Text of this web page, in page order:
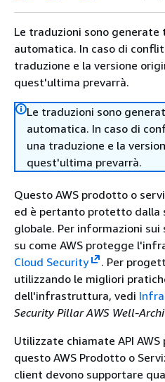
Le traduzioni sono
automatica. In caso di
traduzione e la versione
quest'ultima prevarrà.
Le traduzioni sono
automatica. In caso di
una traduzione e la
quest'ultima prevarrà.
Questo AWS prodotto o
ed è pertanto protetto dalla
globale. Per informazioni sui
su come AWS protegge
Cloud Security
. Per
utilizzando le migliori
dell'infrastruttura, vedi
Security Pillar AWS
Utilizzate chiamate API
questo AWS Prodotto o
client devono supportare